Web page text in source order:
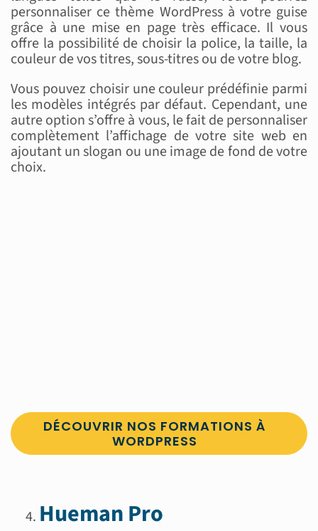
personnaliser ce thème WordPress à votre guise
grâce à une mise en page très efficace. Il vous
offre la possibilité de choisir la police, la taille, la
couleur de vos titres, sous-titres ou de votre blog.
Vous pouvez choisir une couleur prédéfinie parmi
les modèles intégrés par défaut. Cependant, une
autre option s’offre à vous, le fait de personnaliser
complètement l’affichage de votre site web en
ajoutant un slogan ou une image de fond de votre
choix.
DÉCOUVRIR NOS FORMATIONS À
WORDPRESS
Hueman Pro